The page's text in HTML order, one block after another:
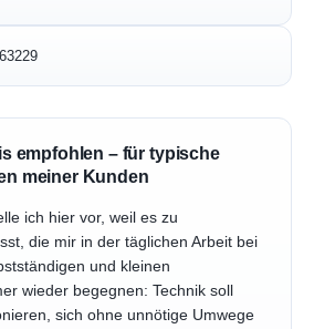
empfohlen – für typische
meiner Kunden
ich hier vor, weil es zu
die mir in der täglichen Arbeit bei
und kleinen
wieder begegnen: Technik soll
sich ohne unnötige Umwege